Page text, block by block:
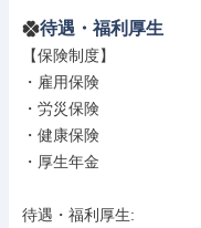
待遇・福利厚生
【保険制度】
・雇用保険
・労災保険
・健康保険
・厚生年金
待遇・福利厚生: